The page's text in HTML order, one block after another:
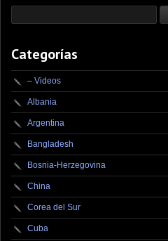
Categorías
– Videos
Albania
Argentina
Bangladesh
Bosnia-Herzegovina
China
Corea del Sur
Cuba